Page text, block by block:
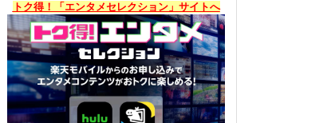
トク得！「エンタメセレクション」サイトへ